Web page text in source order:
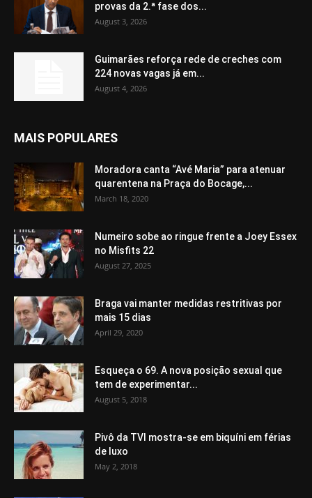
provas da 2.ª fase dos...
August 3, 2026
Guimarães reforça rede de creches com
224 novas vagas já em...
August 4, 2026
MAIS POPULARES
Moradora canta “Avé Maria” para atenuar
quarentena na Praça do Bocage,...
March 18, 2020
Numeiro sobe ao ringue frente a Joey Essex
no Misfits 22
August 27, 2025
Braga vai manter medidas restritivas por
mais 15 dias
April 29, 2020
Esqueça o 69. A nova posição sexual que
tem de experimentar...
August 5, 2018
Pivô da TVI mostra-se em biquíni em férias
de luxo
May 2, 2018